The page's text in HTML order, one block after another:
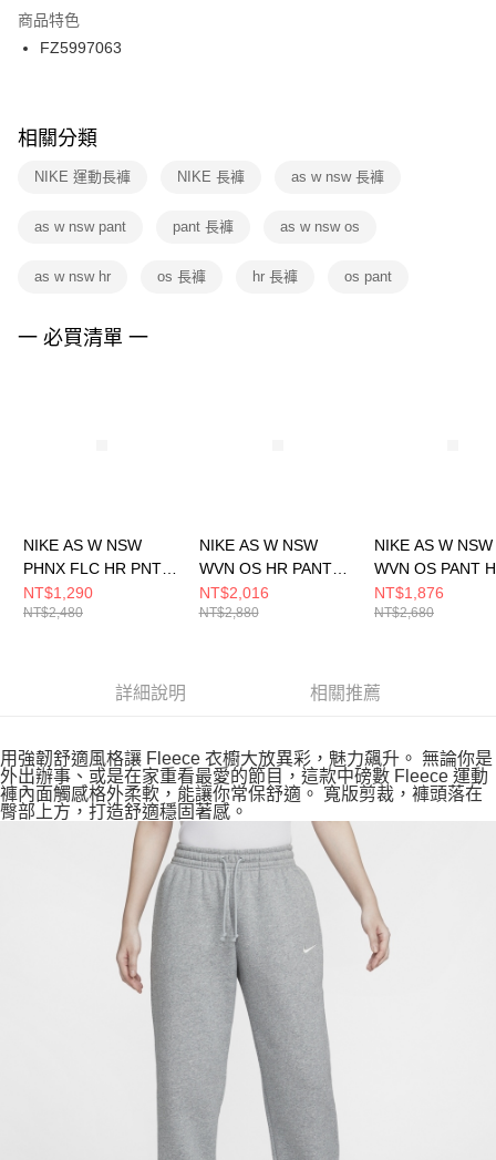
２．訂單成立數日內，您將收到繳費通知簡訊。
３．收到繳費通知簡訊後14天內，點擊此簡訊中的連結，可透過四大超商／
ATM／網路銀行／等多元方式進行付款，方視為交易完成。
※ 交易是否成功請以「AFTEE先享後付 」之結帳頁面顯示為準，若有關於
是否繳費成功／繳費後需取消欲退款等相關疑問，請聯繫「AFTEE先享後付
客戶支援中心」https://netprotections.freshdesk.com/support/home
１．透過由恩沛科技股份有限公司提供之「AFTEE先享後付」服務完成之交
權轉讓予恩沛科技股份有限公司。
３．未成年的使用者請事先徵得法定代理人或監護人之同意方可使用
「AFTEE先享後付」，若未經同意申辦者引起之損失，本公司不負相關責
付款後門市自取
每筆NT$100，滿NT$1,500(含以上)免運費
商品特色
FZ5997063
相關分類
NIKE 運動長褲 NIKE 長褲 as w nsw 長褲
as w nsw pant pant 長褲 as w nsw os
as w nsw hr os 長褲 hr 長褲 os pant
一 必買清單 一
NIKE AS W NSW
PHNX FLC HR PNT
WIDE 女 長褲
DQ5616063
NT$1,290
NT$2,480
NIKE AS W NSW
WVN OS HR PANT
GCEL 女 長褲
IF0392214
NT$2,016
NT$2,880
NIKE AS W NSW
WVN OS PANT
GCEL 女 長褲
II0445047
NT$1,876
NT$2,680
詳細說明 相關推薦
用強韌舒適風格讓 Fleece 衣櫥大放異彩，魅力飆升。 無論你是
外出辦事、或是在家重看最愛的節目，這款中磅數 Fleece 運動
褲內面觸感格外柔軟，能讓你常保舒適。 寬版剪裁，褲頭落在
臀部上方，打造舒適穩固著感。